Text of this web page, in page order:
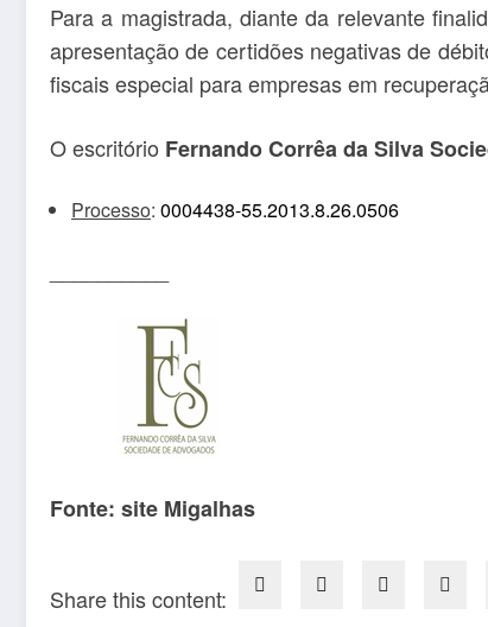
Para a magistrada, diante da relevante
apresentação de certidões negativas de
fiscais especial para empresas em
O escritório Fernando Corrêa da Silva
Processo: 0004438-55.2013.8.26.0506
Fonte: site Migalhas
Share this content: